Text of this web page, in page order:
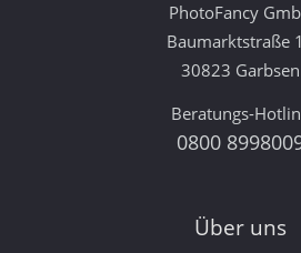
PhotoFancy
Baumarktstraße
30823 Garbsen
Beratungs-
0800
Über uns